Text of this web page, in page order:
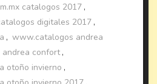
catalogos 2017 ,
digitales 2017 ,
, www.catalogos andrea
confort,
otoño invierno ,